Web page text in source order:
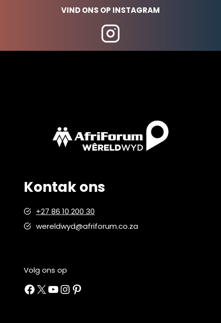
VIND ONS OP INSTAGRAM
Kontak ons
+27 86 10 200 30
wereldwyd@afriforum.co.za
Volg ons op
Facebook
X YouTube
Instagram
Pinterest